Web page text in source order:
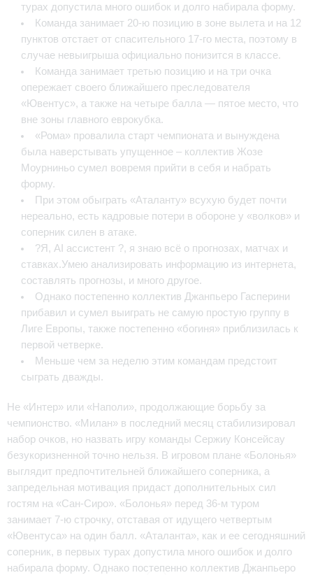
турах допустила много ошибок и долго набирала форму.
Команда занимает 20-ю позицию в зоне вылета и на 12
пунктов отстает от спасительного 17-го места, поэтому в
случае невыигрыша официально понизится в классе.
Команда занимает третью позицию и на три очка
опережает своего ближайшего преследователя
«Ювентус», а также на четыре балла — пятое место, что
вне зоны главного еврокубка.
«Рома» провалила старт чемпионата и вынуждена
была наверстывать упущенное – коллектив Жозе
Моурниньо сумел вовремя прийти в себя и набрать
форму.
При этом обыграть «Аталанту» всухую будет почти
нереально, есть кадровые потери в обороне у «волков» и
соперник силен в атаке.
?Я, AI ассистент ?, я знаю всё о прогнозах, матчах и
ставках.Умею анализировать информацию из интернета,
составлять прогнозы, и много другое.
Однако постепенно коллектив Джанпьеро Гасперини
прибавил и сумел выиграть не самую простую группу в
Лиге Европы, также постепенно «богиня» приблизилась к
первой четверке.
Меньше чем за неделю этим командам предстоит
сыграть дважды.
Не «Интер» или «Наполи», продолжающие борьбу за
чемпионство. «Милан» в последний месяц стабилизировал
набор очков, но назвать игру команды Сержиу Консейсау
безукоризненной точно нельзя. В игровом плане «Болонья»
выглядит предпочтительней ближайшего соперника, а
запредельная мотивация придаст дополнительных сил
гостям на «Сан-Сиро». «Болонья» перед 36-м туром
занимает 7-ю строчку, отставая от идущего четвертым
«Ювентуса» на один балл. «Аталанта», как и ее сегодняшний
соперник, в первых турах допустила много ошибок и долго
набирала форму. Однако постепенно коллектив Джанпьеро